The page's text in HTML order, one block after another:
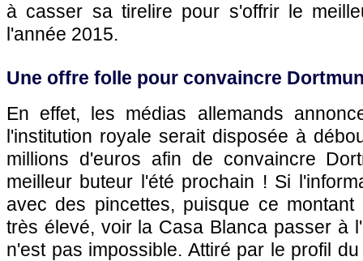
à casser sa tirelire pour s'offrir le
l'année 2015.
Une offre folle pour convaincre
En effet, les médias allemands
l'institution royale serait disposée à
millions d'euros afin de convaincre
meilleur buteur l'été prochain ! Si
avec des pincettes, puisque ce
très élevé, voir la Casa Blanca passer à
n'est pas impossible. Attiré par le profil